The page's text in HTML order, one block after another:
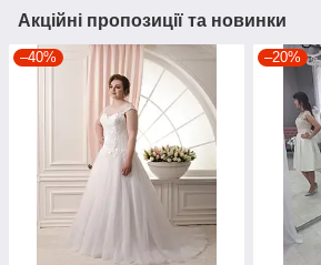
Акційні пропозиції та новинки
–40% –20%